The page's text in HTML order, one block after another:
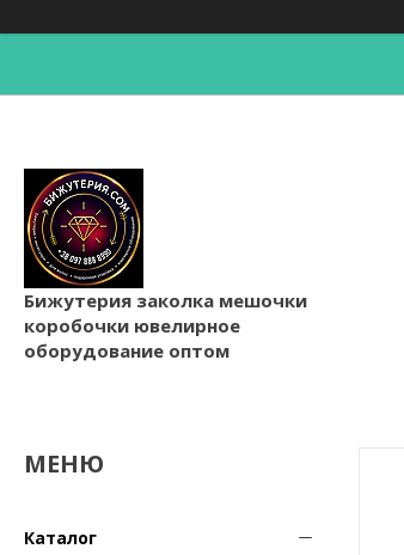
Бижутерия заколка мешочки
коробочки ювелирное
оборудование оптом
Каталог